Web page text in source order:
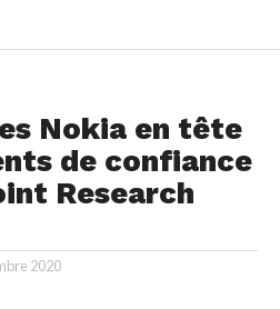
Nokia en tête
de confiance
Research
2020